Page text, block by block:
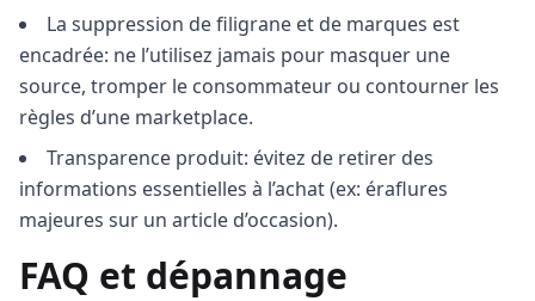
La suppression de filigrane et de marques est
encadrée: ne l’utilisez jamais pour masquer une
source, tromper le consommateur ou contourner les
règles d’une marketplace.
Transparence produit: évitez de retirer des
informations essentielles à l’achat (ex: éraflures
majeures sur un article d’occasion).
FAQ et dépannage